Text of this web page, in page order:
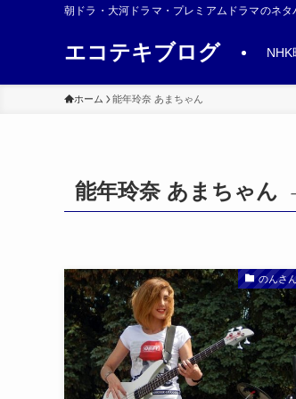
朝ドラ・大河ドラマ・プレミアムドラマのネ
エコテキブログ NHK
ホーム 能年玲奈 あまちゃん
能年玲奈 あまちゃん
のんさん